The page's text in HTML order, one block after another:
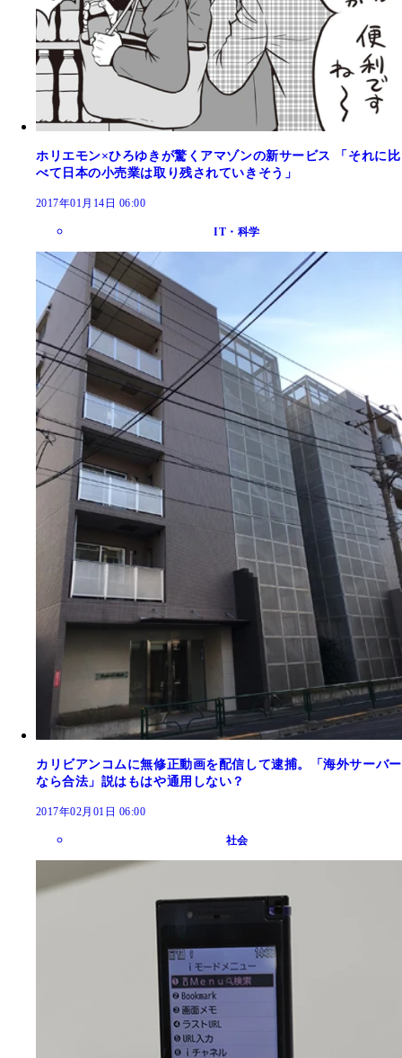
ホリエモン×ひろゆきが驚くアマゾンの新サービス 「それに比
べて日本の小売業は取り残されていきそう」
2017年01月14日 06:00
IT・科学
カリビアンコムに無修正動画を配信して逮捕。「海外サーバー
なら合法」説はもはや通用しない？
2017年02月01日 06:00
社会